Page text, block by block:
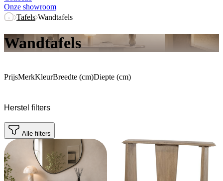
Onze showroom
Tafels Wandtafels
Wandtafels
PrijsMerkKleurBreedte (cm)Diepte (cm)
Herstel filters
Alle filters